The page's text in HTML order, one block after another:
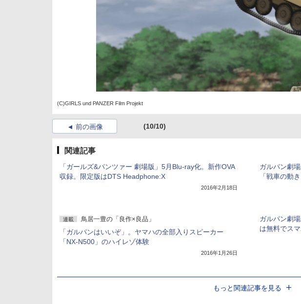
(C)GIRLS und PANZER Film Projekt
前の画像 (10/10)
関連記事
「ガールズ&パンツァー 劇場版」5月Blu-ray化。新作OVA
収録。限定版はDTS Headphone:X
2016年2月18日
ガルパン劇
「戦車の動
連載 鳥居一豊の「良作×良品」
「ガルパンはいいぞ」。ヤマハの全部入りスピーカー
「NX-N500」のハイレゾ体験
2016年1月26日
ガルパン劇
は無料でス
もっと関連記事を見る